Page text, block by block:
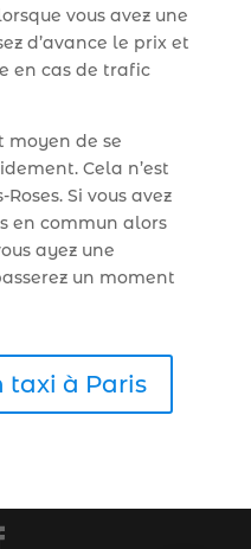
vous avez une
d’avance le prix et
en cas de trafic
moyen de se
Cela n’est
Si vous avez
en commun alors
ayez une
un moment
taxi à Paris